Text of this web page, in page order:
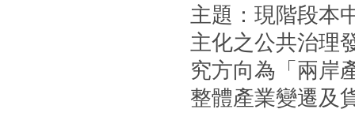
主題：現階段本
主化之公共治理
究方向為「兩岸
整體產業變遷及